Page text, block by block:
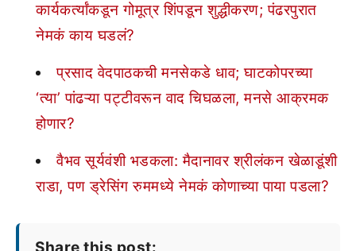
कार्यकर्त्यांकडून गोमूत्र शिंपडून शुद्धीकरण; पंढरपुरात
नेमकं काय घडलं?
प्रसाद वेदपाठकची मनसेकडे धाव; घाटकोपरच्या
‘त्या’ पांढऱ्या पट्टीवरून वाद चिघळला, मनसे आक्रमक
होणार?
वैभव सूर्यवंशी भडकला: मैदानावर श्रीलंकन खेळाडूंशी
राडा, पण ड्रेसिंग रुममध्ये नेमकं कोणाच्या पाया पडला?